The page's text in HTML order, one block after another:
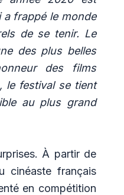
frappé le monde
de se tenir. Le
des plus belles
des films
le festival se tient
au plus grand
À partir de
cinéaste français
en compétition